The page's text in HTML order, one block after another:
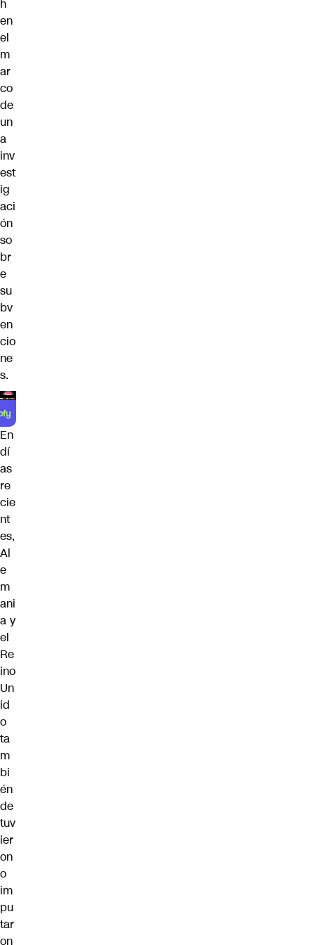
h
en
el
m
ar
co
de
un
a
inv
est
ig
aci
ón
so
br
e
su
bv
en
cio
ne
s.
En
dí
as
re
cie
nt
es,
Al
e
m
ani
a y
el
Re
ino
Un
id
o
ta
m
bi
én
de
tuv
ier
on
o
im
pu
tar
on